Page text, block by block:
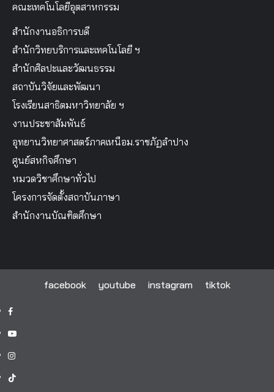
คณะเทคโนโลยีอุตสาหกรรม
สำนักงานอธิการบดี
สำนักวิทยบริการและเทคโนโลยี ฯ
สำนักศิลปะและวัฒนธรรม
สถาบันวิจัยและพัฒนา
โรงเรียนสาธิตมหาวิทยาลัย ฯ
งานประชาสัมพันธ์
อุทยานวิทยาศาสตร์ภาคเหนือม.ราชภัฏลำปาง
ศูนย์สหกิจศึกษา
หมวดวิชาศึกษาทั่วไป
โครงการจัดตั้งสถาบันภาษา
สำนักงานบัณฑิตศึกษา
facebook youtube instagram tiktok
facebook
youtube
instagram
tiktok